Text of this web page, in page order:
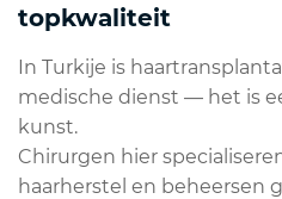
topkwaliteit
In Turkije is
medische dienst — het is
kunst.
Chirurgen hier
haarherstel en beheersen